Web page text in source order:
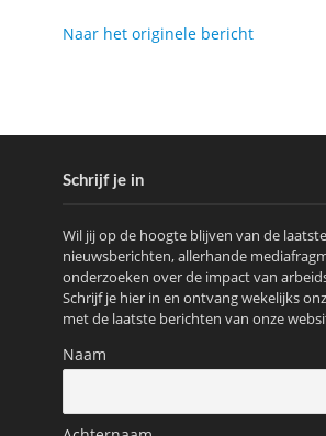
Naar het originele bericht
Schrijf je in
Wil jij op de hoogte blijven van de laatste
nieuwsberichten, allerhande
onderzoeken over de impact van
Schrijf je hier in en ontvang wekelijks
met de laatste berichten van onze
Naam